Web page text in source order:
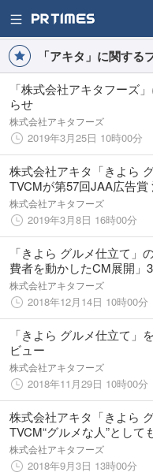
「アキタ」に関す
「株式会社アキタフーズ
らせ
株式会社アキタフーズ
2019年3月25日 10時00分
株式会社アキタ「きよら
TVCMが第57回JAA広告賞
告コンクールに入賞
株式会社アキタフーズ
2019年3月8日 16時00分
「きよら グルメ仕立て
費者を動かしたCM展開」
株式会社アキタフーズ
2018年12月14日 10時00分
「きよら グルメ仕立て」
ビュー
株式会社アキタフーズ
2018年11月29日 10時00分
株式会社アキタ「きよら
TVCM“グルメな人”として
YOSHIKIさん出演「寝冷え
の可愛いお願いにCOOLな
株式会社アキタフーズ
2018年9月3日 13時00分